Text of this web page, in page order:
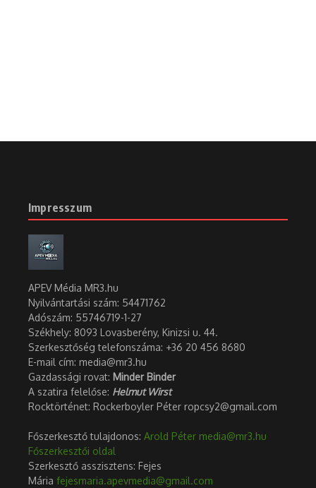
Impresszum
APEV Média MR3.hu
Nyilvántartási szám: 54471762
Adószám: 55746719-1-27
Székhely: 8093 Lovasberény, Kinizsi u. 44.
Szerkesztőség telefonszáma: +36 20 456 8680
E-mail cím: media@mr3.hu
Gazdassági rovat: Minder Binder
A szatira felelőse: Helmut Wirst
Rocktörténet: Rockerboyler Péter ropcsy2@gmail.com
Főszerkesztő tulajdonos: Arold Péter media@mr3.hu
Főszerkesztői oldal
Szerkesztő asszisztens: Fejes
Mária fejesmaria.apevmedia@gmail.com